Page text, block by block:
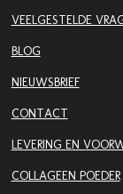
e
n
l
r
e
e
n
VEELGESTELDE
BLOG
NIEUWSBRIEF
CONTACT
LEVERING EN
COLLAGEEN POEDER